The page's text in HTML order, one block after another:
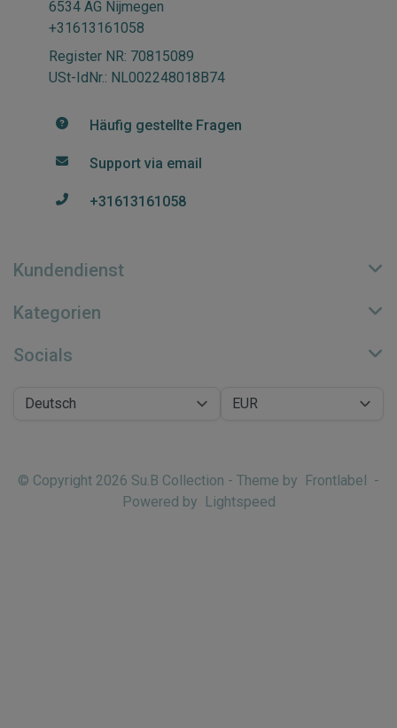
6534 AG Nijmegen
+31613161058
Register NR: 70815089
USt-IdNr.: NL002248018B74
Häufig gestellte Fragen
Support via email
+31613161058
Kundendienst
Kategorien
Socials
© Copyright 2026 Su.B Collection - Theme by Frontlabel
-
Powered by
Lightspeed